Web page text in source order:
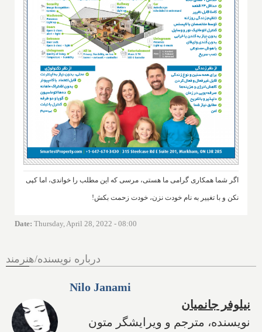
اگر شما همکاری گرامی ما هستی، مرسی که این مطلب را خواندی، اما کپی
نکن و با تغییر به نام خودت نزن، خودت زحمت بکش!
Date: Thursday, April 28, 2022 - 08:00
درباره نویسنده/هنرمند
Nilo Janami
نیلوفر جانمیان
نویسنده، مترجم و ویرایشگر متون